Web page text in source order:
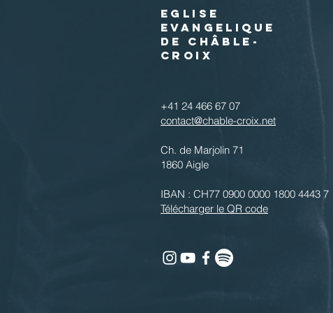
EGLISE
EVANGELIQUE
DE CHÂBLE-
CROIX
+41 24 466 67 07
contact@chable-croix.net
Ch. de Marjolin 71
1860 Aigle
IBAN : CH77 0900 0000 1800 4443 7
Télécharger le QR code